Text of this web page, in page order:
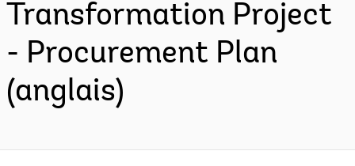
Transformation Project
- Procurement Plan
(anglais)